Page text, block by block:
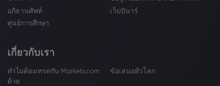
อภิธานศัพท์
เว็บบินาร์
ศูนย์การศึกษา
เกี่ยวกับเรา
ทำไมต้องเทรดกับ Markets.com
ด้วย
ข้อเสนอทั่วโลก